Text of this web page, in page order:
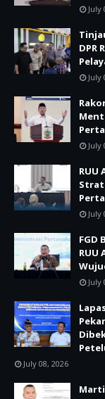
July
DPR
July
July
RUU
July
FGD
July
July 08, 2026